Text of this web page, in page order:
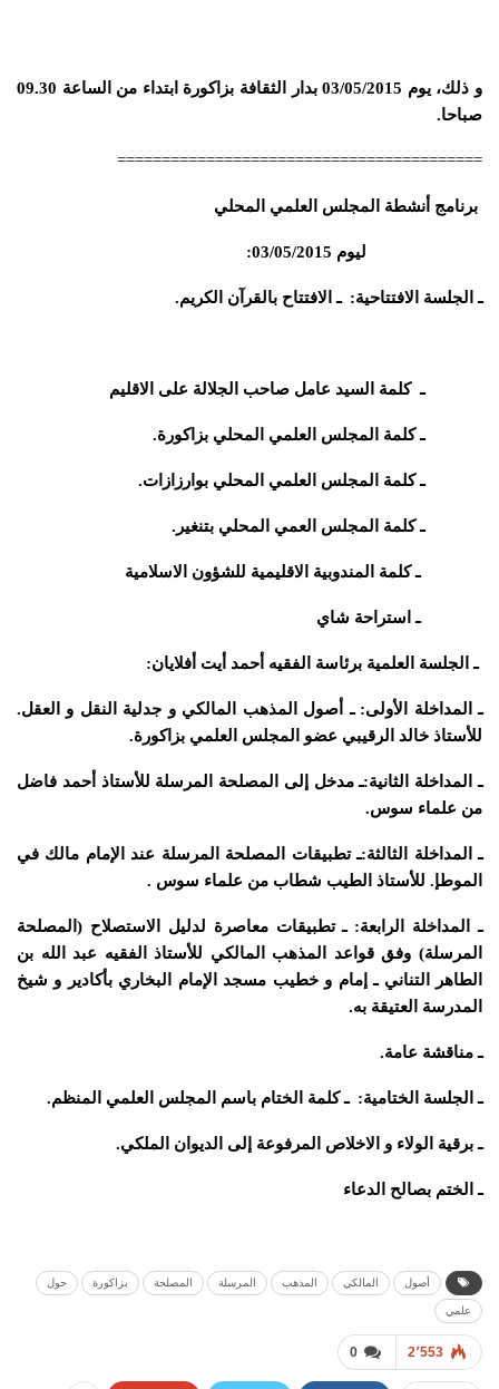
و ذلك، يوم 03/05/2015 بدار الثقافة بزاكورة ابتداء من الساعة 09.30
صباحا.
=========================================
برنامج أنشطة المجلس العلمي المحلي
ليوم 03/05/2015:
ـ الجلسة الافتتاحية: ـ الافتتاح بالقرآن الكريم.
ـ كلمة السيد عامل صاحب الجلالة على الاقليم
ـ كلمة المجلس العلمي المحلي بزاكورة.
ـ كلمة المجلس العلمي المحلي بوارزازات.
ـ كلمة المجلس العمي المحلي بتنغير.
ـ كلمة المندوبية الاقليمية للشؤون الاسلامية
ـ استراحة شاي
ـ الجلسة العلمية برئاسة الفقيه أحمد أيت أفلايان:
ـ المداخلة الأولى:ـ أصول المذهب المالكي و جدلية النقل و العقل.
للأستاذ خالد الرقيبي عضو المجلس العلمي بزاكورة.
ـ المداخلة الثانية:ـ مدخل إلى المصلحة المرسلة للأستاذ أحمد فاضل
من علماء سوس.
ـ المداخلة الثالثة:ـ تطبيقات المصلحة المرسلة عند الإمام مالك في
الموطإ. للأستاذ الطيب شطاب من علماء سوس .
ـ المداخلة الرابعة: ـ تطبيقات معاصرة لدليل الاستصلاح (المصلحة
المرسلة) وفق قواعد المذهب المالكي للأستاذ الفقيه عبد الله بن
الطاهر التناني ـ إمام و خطيب مسجد الإمام البخاري بأكادير و شيخ
المدرسة العتيقة به.
ـ مناقشة عامة.
ـ الجلسة الختامية:ـ كلمة الختام باسم المجلس العلمي المنظم.
ـ برقية الولاء و الاخلاص المرفوعة إلى الديوان الملكي.
ـ الختم بصالح الدعاء
أصول المالكي المذهب المرسلة المصلحة بزاكورة حول
علمي
0 2٬553